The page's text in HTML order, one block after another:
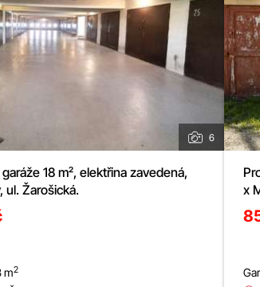
6
18 m², elektřina zavedená,
ul. Žarošická.
m2
x